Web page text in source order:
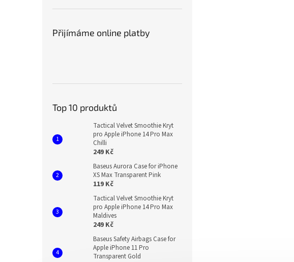
Přijímáme online platby
Top 10 produktů
Tactical Velvet Smoothie Kryt
pro Apple iPhone 14 Pro Max
Chilli
249 Kč
Baseus Aurora Case for iPhone
XS Max Transparent Pink
119 Kč
Tactical Velvet Smoothie Kryt
pro Apple iPhone 14 Pro Max
Maldives
249 Kč
Baseus Safety Airbags Case for
Apple iPhone 11 Pro
Transparent Gold